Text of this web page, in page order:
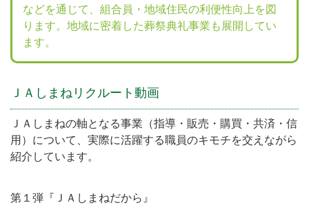
などを通じて、組合員・地域住民の利便性向上を図
ります。地域に密着した葬祭典礼事業も展開してい
ます。
ＪＡしまねリクルート動画
ＪＡしまねの軸となる事業（指導・販売・購買・共済・信
用）について、実際に活躍する職員のキモチを交えながら
紹介しています。
第１弾『ＪＡしまねだから』